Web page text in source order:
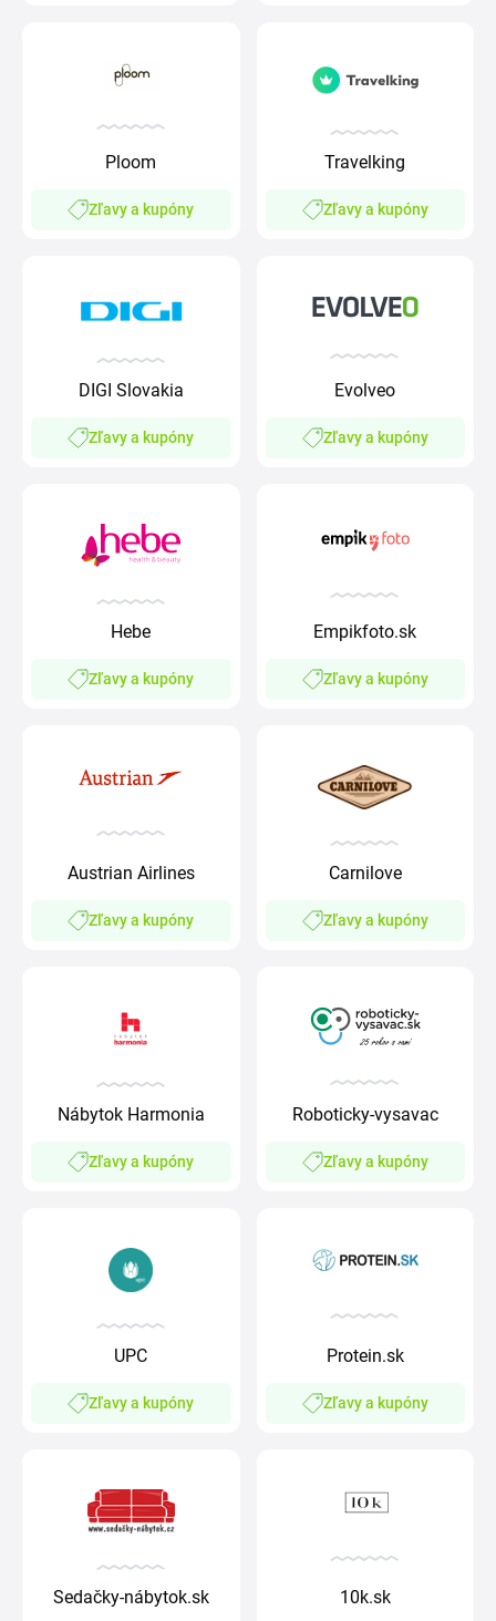
Ploom
Zľavy a kupóny
Travelking
Zľavy a kupóny
DIGI Slovakia
Zľavy a kupóny
Evolveo
Zľavy a kupóny
Hebe
Zľavy a kupóny
Empikfoto.sk
Zľavy a kupóny
Austrian Airlines
Zľavy a kupóny
Carnilove
Zľavy a kupóny
Nábytok Harmonia
Zľavy a kupóny
Roboticky-vysavac
Zľavy a kupóny
UPC
Zľavy a kupóny
Protein.sk
Zľavy a kupóny
Sedačky-nábytok.sk 10k.sk